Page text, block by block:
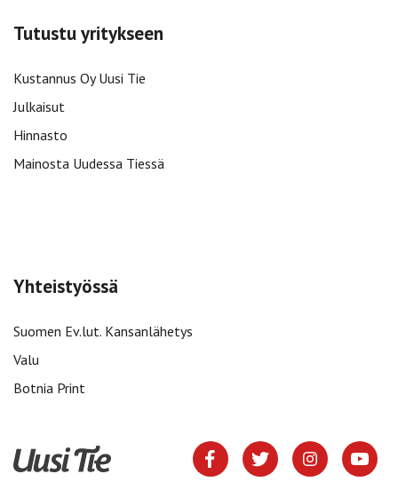
Tutustu yritykseen
Kustannus Oy Uusi Tie
Julkaisut
Hinnasto
Mainosta Uudessa Tiessä
Yhteistyössä
Suomen Ev.lut. Kansanlähetys
Valu
Botnia Print